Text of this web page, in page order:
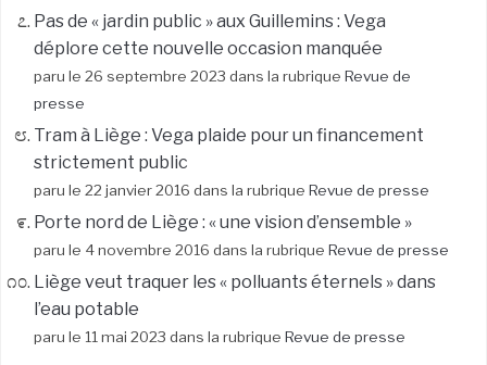
Pas de « jardin public » aux Guillemins : Vega
déplore cette nouvelle occasion manquée
paru le 26 septembre 2023 dans la rubrique Revue de
presse
Tram à Liège : Vega plaide pour un financement
strictement public
paru le 22 janvier 2016 dans la rubrique Revue de presse
Porte nord de Liège : « une vision d’ensemble »
paru le 4 novembre 2016 dans la rubrique Revue de presse
Liège veut traquer les « polluants éternels » dans
l’eau potable
paru le 11 mai 2023 dans la rubrique Revue de presse